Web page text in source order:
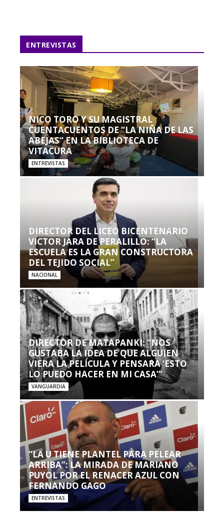
ENTREVISTAS
NICO TORO Y SU MAGISTRAL
CUENTACUENTOS DE “LA NIÑA DE LAS
ABEJAS” EN LA BIBLIOTECA DE
VITACURA
ENTREVISTAS
DIRECTOR DEL LICEO BICENTENARIO
VÍCTOR JARA DE PERALILLO: “LA
ESCUELA ES LA GRAN CONSTRUCTORA
DEL TEJIDO SOCIAL”
NACIONAL
DIRECTOR DE MATAPANKI: “NOS
GUSTABA LA IDEA DE QUE ALGUIEN
VIERA LA PELÍCULA Y PENSARA ‘ESTO
LO PUEDO HACER EN MI CASA’”
VANGUARDIA
“LA U TIENE PLANTEL PARA PELEAR
ARRIBA”: LA MIRADA DE MARIANO
PUYOL POR EL RENACER AZUL CON
FERNANDO GAGO
ENTREVISTAS